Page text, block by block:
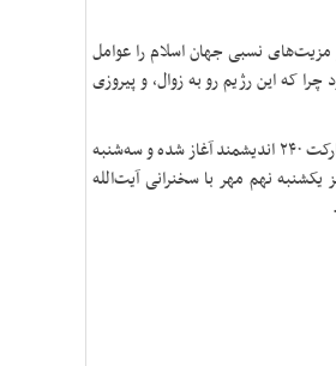
مزیت‌های نسبی جهان اسلام را عوامل
که این رژیم رو به زوال، و پیروزی
سی و هفتمین کنفرانس بین‌المللی وحدت اسلامی در دو بخش برگزار شده است؛ نشست‌های مجازی که از پنجشنبه ششم مهر با مشارکت ۲۴۰ اندیشمند آغاز شده و سه‌شنبه
داشته و بخش حضوری کنفرانس نیز یکشنبه نهم مهر با سخنرانی آیت‌الله
.